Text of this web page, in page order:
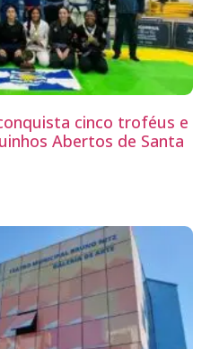
cinco troféus e
Abertos de Santa